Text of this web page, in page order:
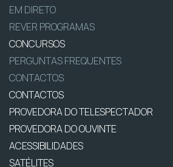
EM DIRETO
REVER PROGRAMAS
CONCURSOS
PERGUNTAS FREQUENTES
CONTACTOS
CONTACTOS
PROVEDORA DO TELESPECTADOR
PROVEDORA DO OUVINTE
ACESSIBILIDADES
SATÉLITES